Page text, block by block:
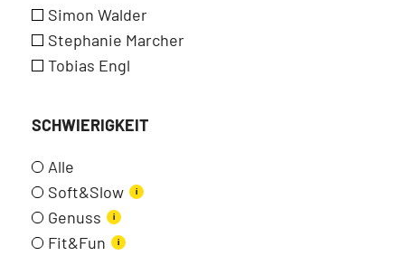
Simon Walder
Stephanie Marcher
Tobias Engl
SCHWIERIGKEIT
Alle
Soft&Slow
i
Genuss i
Fit&Fun i